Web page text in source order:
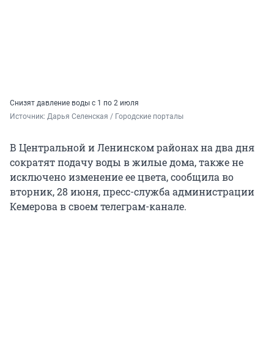
Снизят давление воды с 1 по 2 июля
Источник: Дарья Селенская / Городские порталы
В Центральной и Ленинском районах на два дня
сократят подачу воды в жилые дома, также не
исключено изменение ее цвета, сообщила во
вторник, 28 июня, пресс-служба администрации
Кемерова в своем телеграм-канале.